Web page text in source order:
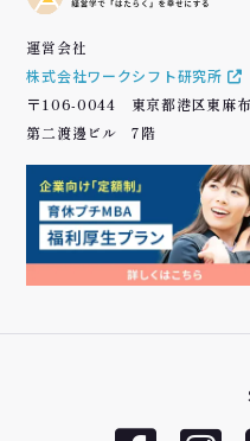
運営会社
株式会社ワークシフト研究所
〒106-0044 東京都港区東麻
第二渡邊ビル 7階